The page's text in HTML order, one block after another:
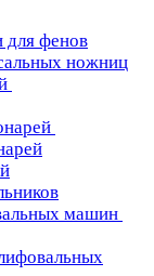
для фенов
ножниц
машин